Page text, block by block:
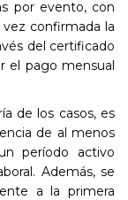
por evento, con
confirmada la
del certificado
el pago mensual
de los casos, es
de al menos
período activo
Además, se
a la primera